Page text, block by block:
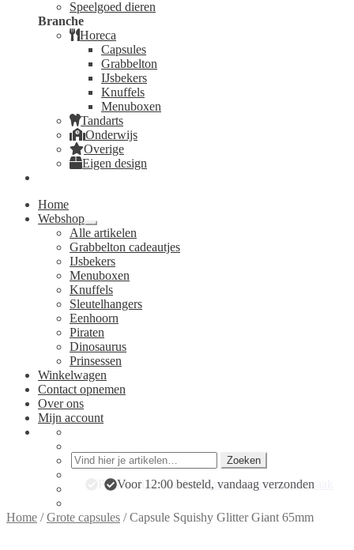
Speelgoed dieren
Branche
Horeca
Capsules
Grabbelton
IJsbekers
Knuffels
Menuboxen
Tandarts
Onderwijs
Overige
Eigen design
Home
Webshop
Submenu
uitvouwen
Alle artikelen
Grabbelton cadeautjes
IJsbekers
Menuboxen
Knuffels
Sleutelhangers
Eenhoorn
Piraten
Dinosaurus
Prinsessen
Winkelwagen
Contact opnemen
Over ons
Mijn account
Zoeken
naar:
Zoeken
Voor 12:00 besteld, vandaag verzonden
Persoonlijke aandacht:maak direct een afspraak
Home /Grote capsules /Capsule Squishy Glitter Giant 65mm